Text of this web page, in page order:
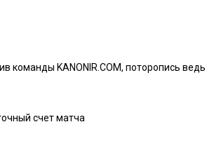
команды KANONIR.COM, поторопись
счет матча